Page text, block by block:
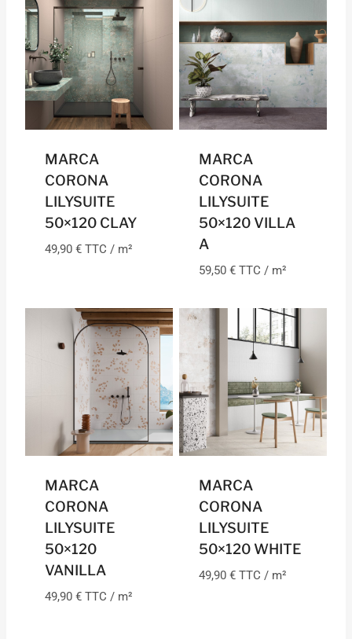
MARCA
CORONA
LILYSUITE
50×120 CLAY
49,90 € TTC / m²
MARCA
CORONA
LILYSUITE
50×120 VILLA
A
59,50 € TTC / m²
MARCA
CORONA
LILYSUITE
50×120
VANILLA
49,90 € TTC / m²
MARCA
CORONA
LILYSUITE
50×120 WHITE
49,90 € TTC / m²